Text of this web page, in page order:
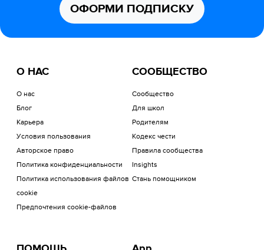
ОФОРМИ ПОДПИСКУ
О НАС
О нас
Блог
Карьера
Условия пользования
Авторское право
Политика конфиденциальности
Политика использования файлов
cookie
Предпочтения cookie-файлов
СООБЩЕСТВО
Сообщество
Для школ
Родителям
Кодекс чести
Правила сообщества
Insights
Стань помощником